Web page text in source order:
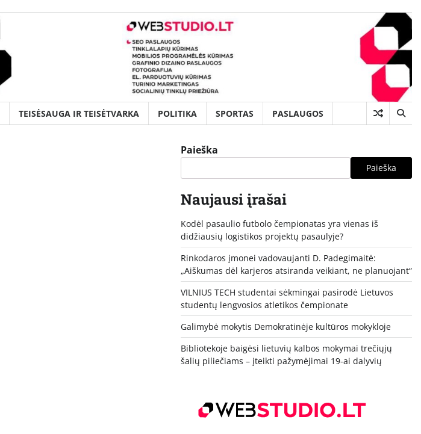
TEISĖSAUGA IR TEISĖTVARKA POLITIKA SPORTAS PASLAUGOS
Paieška
Paieška
Naujausi įrašai
Kodėl pasaulio futbolo čempionatas yra vienas iš
didžiausių logistikos projektų pasaulyje?
Rinkodaros įmonei vadovaujanti D. Padegimaitė:
„Aiškumas dėl karjeros atsiranda veikiant, ne planuojant“
VILNIUS TECH studentai sėkmingai pasirodė Lietuvos
studentų lengvosios atletikos čempionate
Galimybė mokytis Demokratinėje kultūros mokykloje
Bibliotekoje baigėsi lietuvių kalbos mokymai trečiųjų
šalių piliečiams – įteikti pažymėjimai 19-ai dalyvių